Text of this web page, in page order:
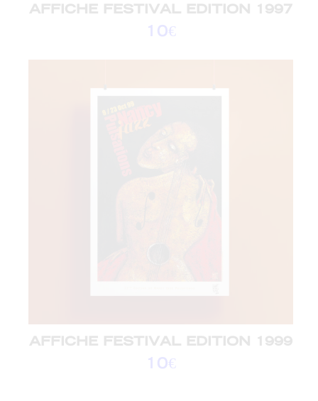
AFFICHE FESTIVAL EDITION 1997
10€
AFFICHE FESTIVAL EDITION 1999
10€